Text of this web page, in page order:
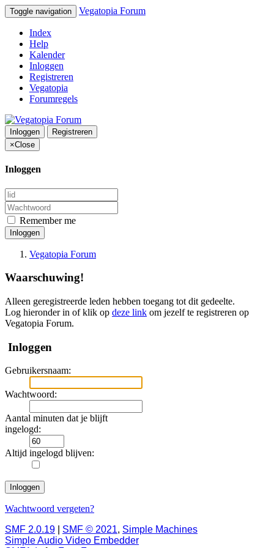
Toggle navigation Vegatopia Forum
Index
Help
Kalender
Inloggen
Registreren
Vegatopia
Forumregels
Inloggen
Registreren
×Close
Inloggen
Remember me
Inloggen
Vegatopia Forum
Waarschuwing!
Alleen geregistreerde leden hebben toegang tot dit gedeelte.
Log hieronder in of klik op deze link om jezelf te registreren op
Vegatopia Forum.
Inloggen
Gebruikersnaam:
Wachtwoord:
Aantal minuten dat je blijft
ingelogd:
Altijd ingelogd blijven:
Wachtwoord vergeten?
SMF 2.0.19
SMF © 2021, Simple Machines
Simple Audio Video Embedder